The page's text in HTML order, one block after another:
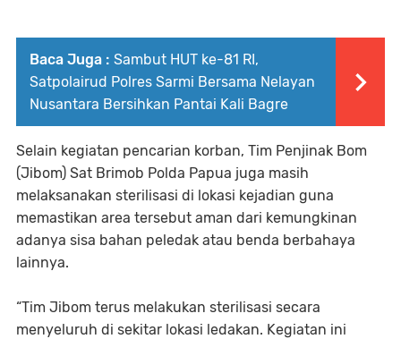
Baca Juga : Sambut HUT ke-81 RI,
Satpolairud Polres Sarmi Bersama Nelayan
Nusantara Bersihkan Pantai Kali Bagre
Selain kegiatan pencarian korban, Tim Penjinak Bom
(Jibom) Sat Brimob Polda Papua juga masih
melaksanakan sterilisasi di lokasi kejadian guna
memastikan area tersebut aman dari kemungkinan
adanya sisa bahan peledak atau benda berbahaya
lainnya.
“Tim Jibom terus melakukan sterilisasi secara
menyeluruh di sekitar lokasi ledakan. Kegiatan ini